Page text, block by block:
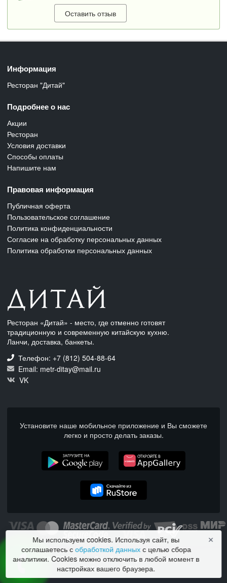
Оставить отзыв
Информация
Ресторан "Дитай"
Подробнее о нас
Акции
Ресторан
Условия доставки
Способы оплаты
Напишите нам
Правовая информация
Публичная оферта
Пользовательское соглашение
Политика конфиденциальности
Согласие на обработку персональных данных
Политика обработки персональных данных
Ресторан «Дитай» - место, где отменно готовят
традиционную и современную китайскую кухню.
Ланчи, доставка, банкеты.
Телефон: +7 (812) 504-88-64
Email: metr-ditay@mail.ru
VK
Установите наше мобильное приложение и Вы сможете
легко и просто делать заказы.
© 2026 Ресторан Дитай. Все права защищены.
Работает на Moba.
Мы используем cookies. Используя сайт, вы
соглашаетесь собработкой данныхс целью сбора
аналитики. Cookies можно отключить в любой момент в
настройках вашего браузера.
✕